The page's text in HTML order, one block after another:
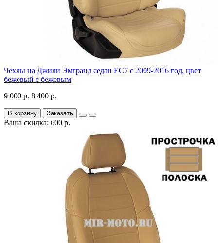
Чехлы на Джили Эмгранд седан ЕС7 с 2009-2016 год, цвет
бежевый с бежевым
9 000 р. 8 400 р.
В корзину Заказать
Ваша скидка: 600 р.